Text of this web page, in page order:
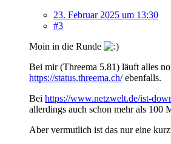
23. Februar 2025 um 13:30
#3
Moin in die Runde
Bei mir (Threema 5.81) läuft alles
https://status.threema.ch/ebenfalls.
Bei https://www.netzwelt.de/ist-
allerdings auch schon mehr als 100
Aber vermutlich ist das nur eine